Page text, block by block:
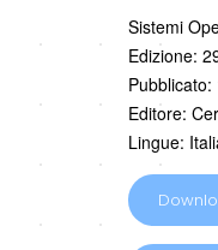
Sistemi
Edizione:
Editore:
Lingue: